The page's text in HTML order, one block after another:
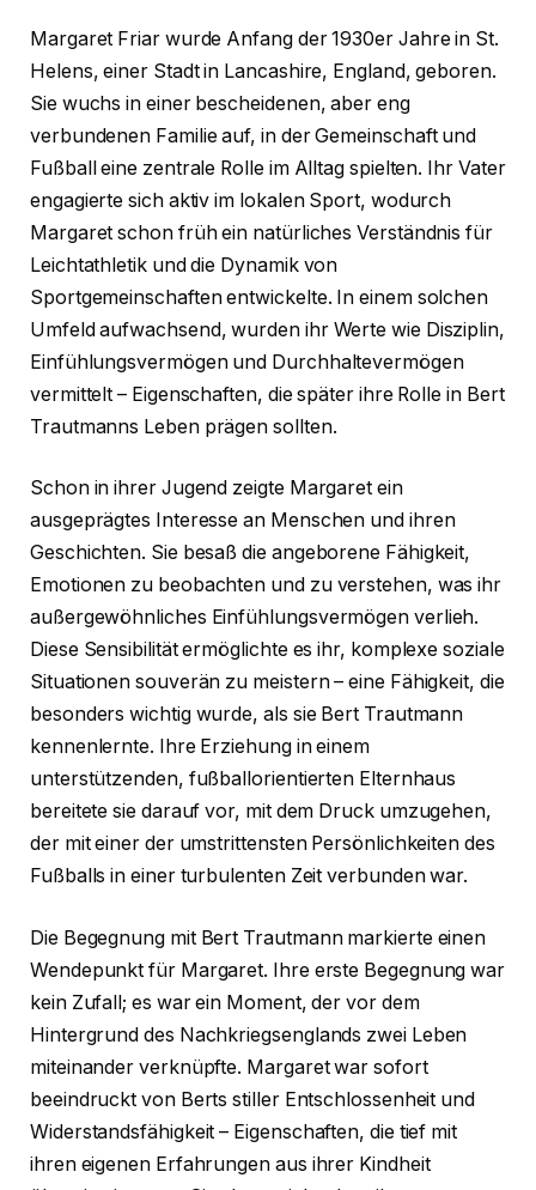
Margaret Friar wurde Anfang der 1930er Jahre in St.
Helens, einer Stadt in Lancashire, England, geboren.
Sie wuchs in einer bescheidenen, aber eng
verbundenen Familie auf, in der Gemeinschaft und
Fußball eine zentrale Rolle im Alltag spielten. Ihr Vater
engagierte sich aktiv im lokalen Sport, wodurch
Margaret schon früh ein natürliches Verständnis für
Leichtathletik und die Dynamik von
Sportgemeinschaften entwickelte. In einem solchen
Umfeld aufwachsend, wurden ihr Werte wie Disziplin,
Einfühlungsvermögen und Durchhaltevermögen
vermittelt – Eigenschaften, die später ihre Rolle in Bert
Trautmanns Leben prägen sollten.
Schon in ihrer Jugend zeigte Margaret ein
ausgeprägtes Interesse an Menschen und ihren
Geschichten. Sie besaß die angeborene Fähigkeit,
Emotionen zu beobachten und zu verstehen, was ihr
außergewöhnliches Einfühlungsvermögen verlieh.
Diese Sensibilität ermöglichte es ihr, komplexe soziale
Situationen souverän zu meistern – eine Fähigkeit, die
besonders wichtig wurde, als sie Bert Trautmann
kennenlernte. Ihre Erziehung in einem
unterstützenden, fußballorientierten Elternhaus
bereitete sie darauf vor, mit dem Druck umzugehen,
der mit einer der umstrittensten Persönlichkeiten des
Fußballs in einer turbulenten Zeit verbunden war.
Die Begegnung mit Bert Trautmann markierte einen
Wendepunkt für Margaret. Ihre erste Begegnung war
kein Zufall; es war ein Moment, der vor dem
Hintergrund des Nachkriegsenglands zwei Leben
miteinander verknüpfte. Margaret war sofort
beeindruckt von Berts stiller Entschlossenheit und
Widerstandsfähigkeit – Eigenschaften, die tief mit
ihren eigenen Erfahrungen aus ihrer Kindheit